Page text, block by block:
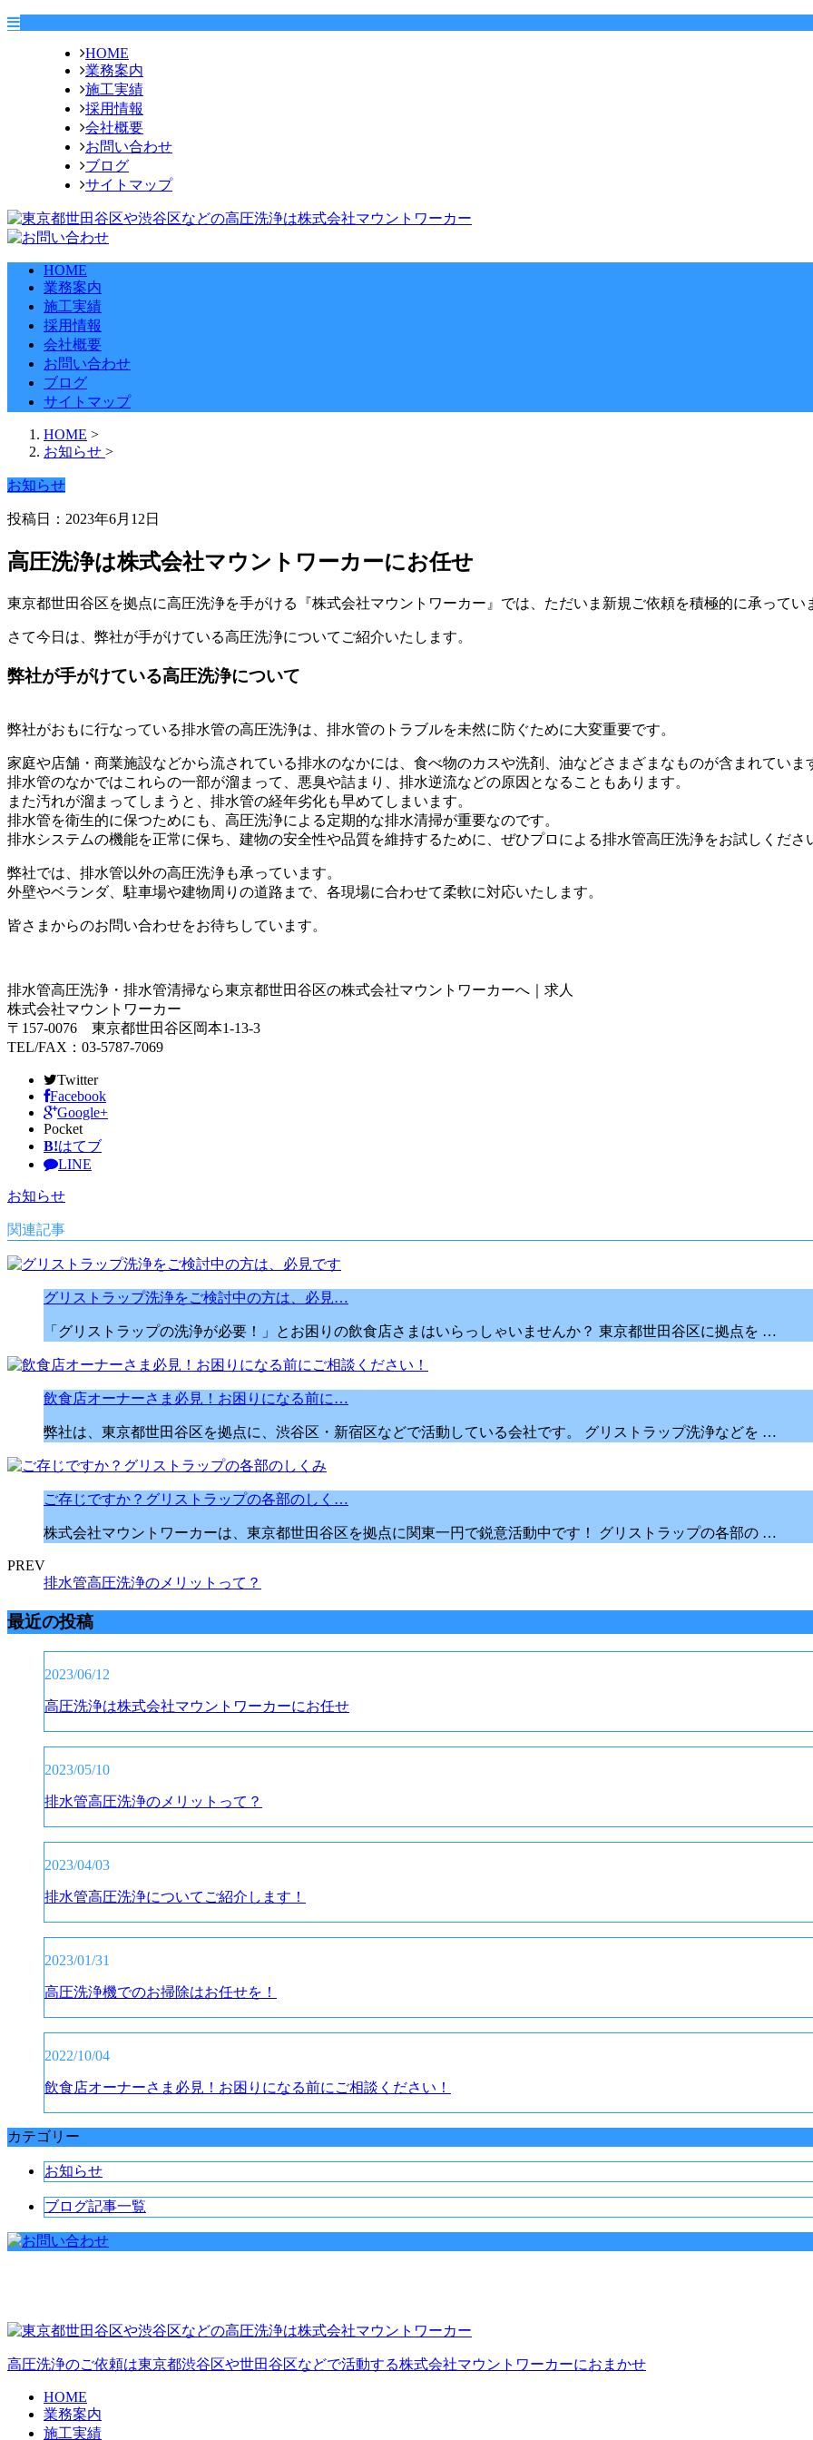
HOME
業務案内
施工実績
採用情報
会社概要
お問い合わせ
ブログ
サイトマップ
HOME
業務案内
施工実績
採用情報
会社概要
お問い合わせ
ブログ
サイトマップ
HOME >
お知らせ >
お知らせ
投稿日：2023年6月12日
高圧洗浄は株式会社マウントワーカーにお任せ
東京都世田谷区を拠点に高圧洗浄を手がける『株式会社マウントワーカー』では、ただいま新規ご依頼を積極的に承ってい
さて今日は、弊社が手がけている高圧洗浄についてご紹介いたします。
弊社が手がけている高圧洗浄について
弊社がおもに行なっている排水管の高圧洗浄は、排水管のトラブルを未然に防ぐために大変重要です。
家庭や店舗・商業施設などから流されている排水のなかには、食べ物のカスや洗剤、油などさまざまなものが含まれていま
排水管のなかではこれらの一部が溜まって、悪臭や詰まり、排水逆流などの原因となることもあります。
また汚れが溜まってしまうと、排水管の経年劣化も早めてしまいます。
排水管を衛生的に保つためにも、高圧洗浄による定期的な排水清掃が重要なのです。
排水システムの機能を正常に保ち、建物の安全性や品質を維持するために、ぜひプロによる排水管高圧洗浄をお試しくださ
弊社では、排水管以外の高圧洗浄も承っています。
外壁やベランダ、駐車場や建物周りの道路まで、各現場に合わせて柔軟に対応いたします。
皆さまからのお問い合わせをお待ちしています。
排水管高圧洗浄・排水管清掃なら東京都世田谷区の株式会社マウントワーカーへ｜求人
株式会社マウントワーカー
〒157-0076 東京都世田谷区岡本1-13-3
TEL/FAX：03-5787-7069
Twitter
Facebook
Google+
Pocket
B!はてブ
LINE
お知らせ
関連記事
グリストラップ洗浄をご検討中の方は、必見…
「グリストラップの洗浄が必要！」とお困りの飲食店さまはいらっしゃいませんか？ 東京都世田谷区に拠点を …
飲食店オーナーさま必見！お困りになる前に…
弊社は、東京都世田谷区を拠点に、渋谷区・新宿区などで活動している会社です。 グリストラップ洗浄などを …
ご存じですか？グリストラップの各部のしく…
株式会社マウントワーカーは、東京都世田谷区を拠点に関東一円で鋭意活動中です！ グリストラップの各部の …
PREV
排水管高圧洗浄のメリットって？
最近の投稿
2023/06/12
高圧洗浄は株式会社マウントワーカーにお任せ
2023/05/10
排水管高圧洗浄のメリットって？
2023/04/03
排水管高圧洗浄についてご紹介します！
2023/01/31
高圧洗浄機でのお掃除はお任せを！
2022/10/04
飲食店オーナーさま必見！お困りになる前にご相談ください！
カテゴリー
お知らせ
ブログ記事一覧
高圧洗浄のご依頼は東京都渋谷区や世田谷区などで活動する株式会社マウントワーカーにおまかせ
HOME
業務案内
施工実績